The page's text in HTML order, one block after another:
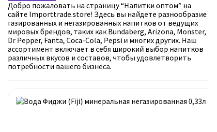
Добро пожаловать на страницу “Напитки оптом” на
сайте Importtrade.store! Здесь вы найдете разнообразие
газированных и негазированных напитков от ведущих
мировых брендов, таких как Bundaberg, Arizona, Monster,
Dr Pepper, Fanta, Coca-Cola, Pepsi и многих других. Наш
ассортимент включает в себя широкий выбор напитков
различных вкусов и составов, чтобы удовлетворить
потребности вашего бизнеса.